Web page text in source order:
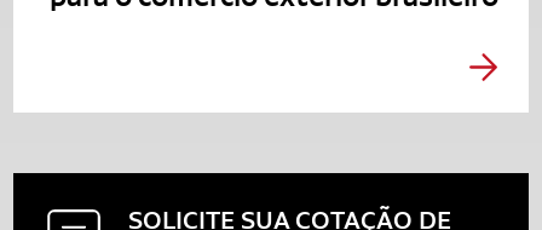
SOLICITE SUACOTAÇÃO DE